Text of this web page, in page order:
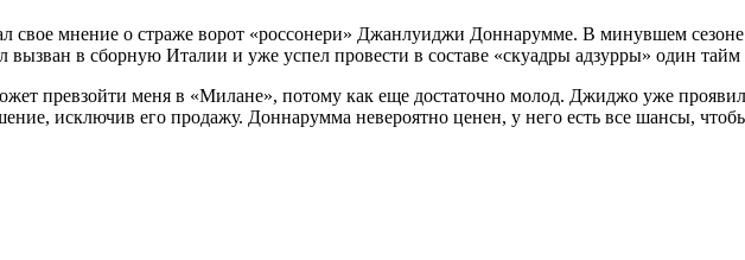
свое мнение о страже ворот «россонери» Джанлуиджи Доннарумме. В минувшем
вызван в сборную Италии и уже успел провести в составе «скуадры адзурры» один
превзойти меня в «Милане», потому как еще достаточно молод. Джиджо уже
исключив его продажу. Доннарумма невероятно ценен, у него есть все шансы,